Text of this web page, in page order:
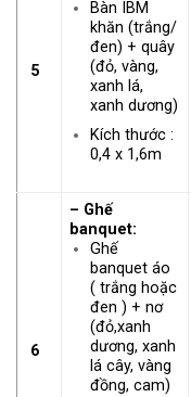
5
Bàn IBM
khăn (trắng/
đen) + quây
(đỏ, vàng,
xanh lá,
xanh dương)
Kích thước :
0,4 x 1,6m
6
– Ghế
banquet:
Ghế
banquet áo
( trắng hoặc
đen ) + nơ
(đỏ,xanh
dương, xanh
lá cây, vàng
đồng, cam)